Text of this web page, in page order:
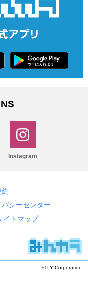
Instagram
バシーセンター
イトマップ
© LY Corporation